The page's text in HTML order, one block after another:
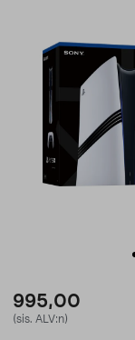
995,00
(sis. ALV:n)